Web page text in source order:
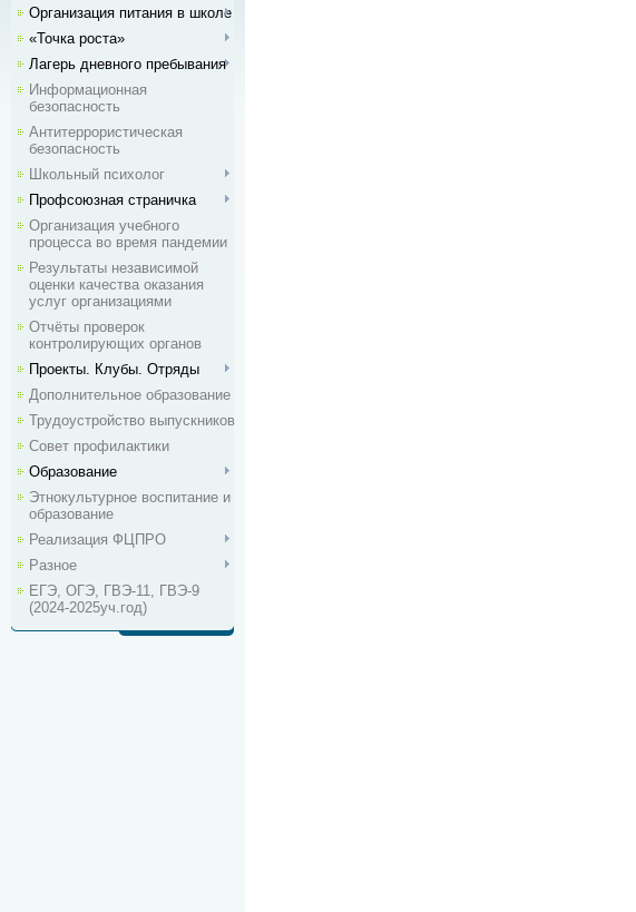
Организация питания в школе
«Точка роста»
Лагерь дневного пребывания
Информационная
безопасность
Антитеррористическая
безопасность
Школьный психолог
Профсоюзная страничка
Организация учебного
процесса во время пандемии
Результаты независимой
оценки качества оказания
услуг организациями
Отчёты проверок
контролирующих органов
Проекты. Клубы. Отряды
Дополнительное образование
Трудоустройство выпускников
Совет профилактики
Образование
Этнокультурное воспитание и
образование
Реализация ФЦПРО
Разное
ЕГЭ, ОГЭ, ГВЭ-11, ГВЭ-9
(2024-2025уч.год)